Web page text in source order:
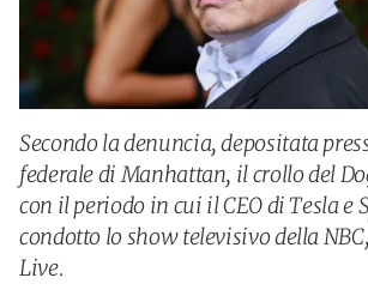
Secondo la denuncia, depositata
federale di Manhattan, il crollo del
con il periodo in cui il CEO di Tesla e
condotto lo show televisivo della
Live.